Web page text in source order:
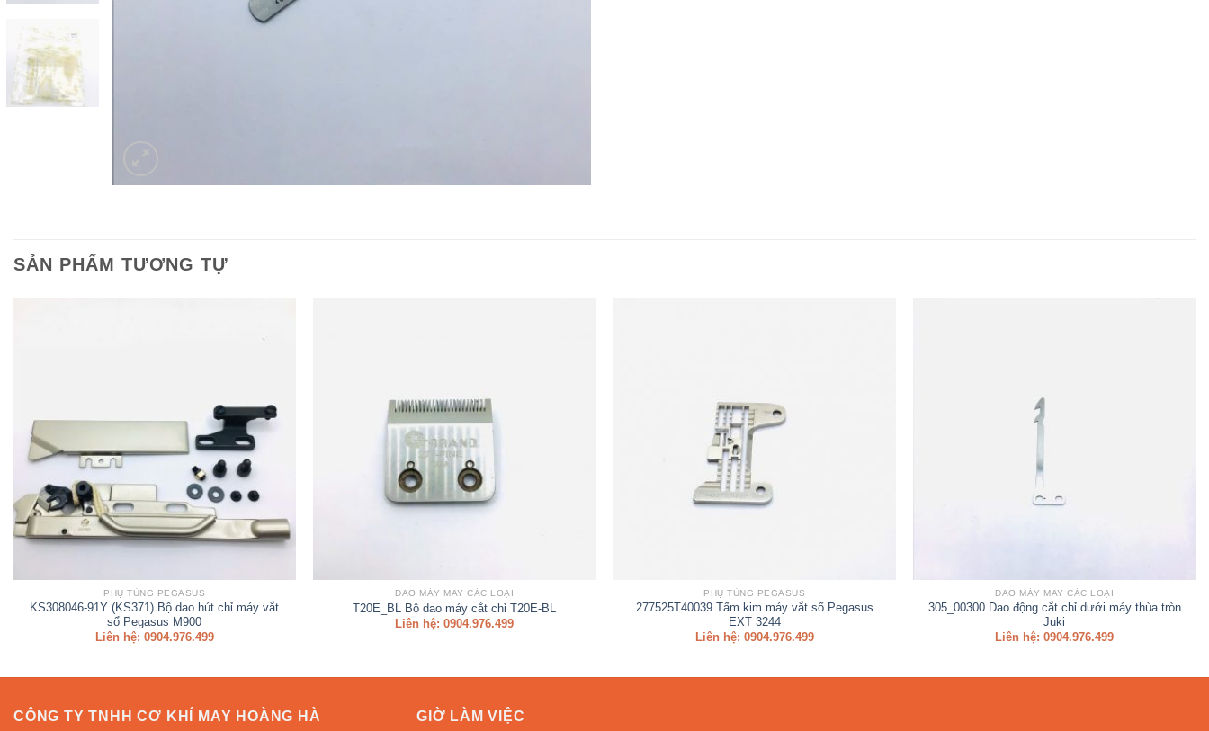
SẢN PHẨM TƯƠNG TỰ
PHỤ TÙNG PEGASUS
KS308046-91Y (KS371) Bộ dao hút chỉ máy vắt
sổ Pegasus M900
Liên hệ: 0904.976.499
DAO MÁY MAY CÁC LOẠI
T20E_BL Bộ dao máy cắt chỉ T20E-BL
Liên hệ: 0904.976.499
PHỤ TÙNG PEGASUS
277525T40039 Tấm kim máy vắt sổ Pegasus
EXT 3244
Liên hệ: 0904.976.499
DAO MÁY MAY CÁC LOẠI
305_00300 Dao động cắt chỉ dưới máy thùa tròn
Juki
Liên hệ: 0904.976.499
CÔNG TY TNHH CƠ KHÍ MAY HOÀNG HÀ GIỜ LÀM VIỆC